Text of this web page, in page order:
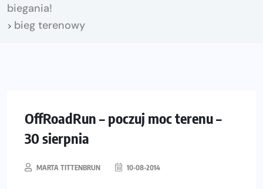
biegania!
> bieg terenowy
OffRoadRun – poczuj moc terenu –
30 sierpnia
MARTA TITTENBRUN 10-08-2014